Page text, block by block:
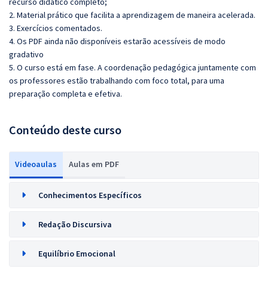
2. Material prático que facilita a aprendizagem de maneira acelerada.
3. Exercícios comentados.
4. Os PDF ainda não disponíveis estarão acessíveis de modo
gradativo
5. O curso está em fase. A coordenação pedagógica juntamente com
os professores estão trabalhando com foco total, para uma
preparação completa e efetiva.
Conteúdo deste curso
Videoaulas Aulas em PDF
Conhecimentos Específicos
Redação Discursiva
Equilíbrio Emocional